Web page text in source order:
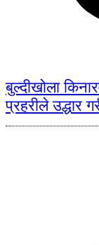
बुल्दीखोला
प्रहरीले उद्धार